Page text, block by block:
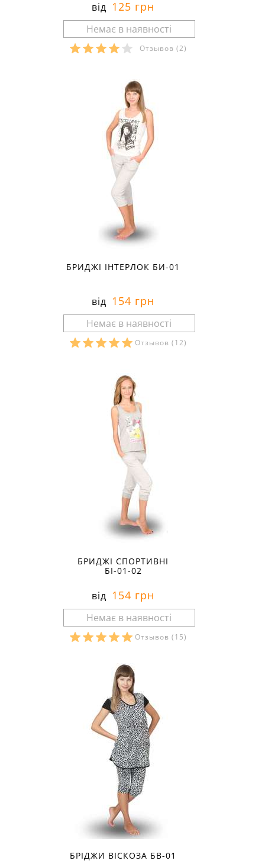
від 125 грн
Отзывов (2)
БРИДЖІ ІНТЕРЛОК БИ-01
від 154 грн
Отзывов (12)
БРИДЖІ СПОРТИВНІ
БІ-01-02
від 154 грн
Отзывов (15)
БРІДЖИ ВІСКОЗА БВ-01